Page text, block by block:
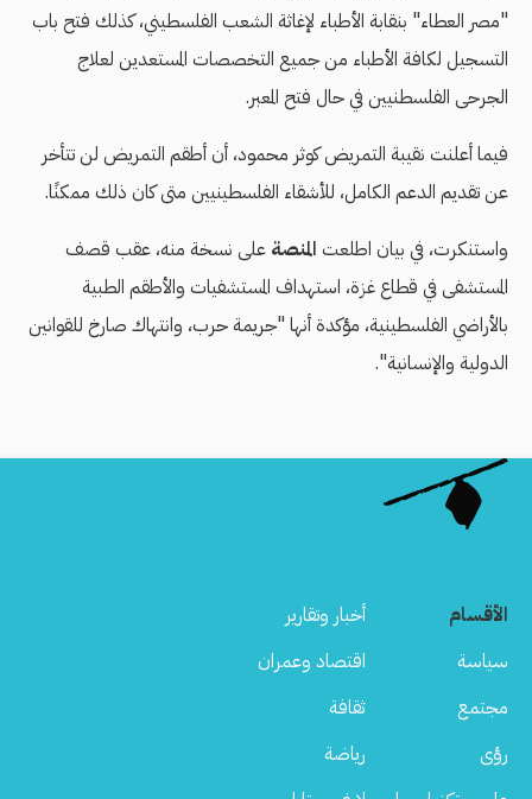
"مصر العطاء" بنقابة الأطباء لإغاثة الشعب الفلسطيني، كذلك فتح باب
التسجيل لكافة الأطباء من جميع التخصصات المستعدين لعلاج
الجرحى الفلسطنيين في حال فتح المعبر.
فيما أعلنت نقيبة التمريض كوثر محمود، أن أطقم التمريض لن تتأخر
عن تقديم الدعم الكامل، للأشقاء الفلسطينيين متى كان ذلك ممكنًا.
واستنكرت، في بيان اطلعت المنصة على نسخة منه، عقب قصف
المستشفى في قطاع غزة، استهداف المستشفيات والأطقم الطبية
بالأراضي الفلسطينية، مؤكدة أنها "جريمة حرب، وانتهاك صارخ للقوانين
الدولية والإنسانية".
الأقسام
أخبار وتقارير
سياسة
اقتصاد وعمران
مجتمع
ثقافة
رؤى
رياضة